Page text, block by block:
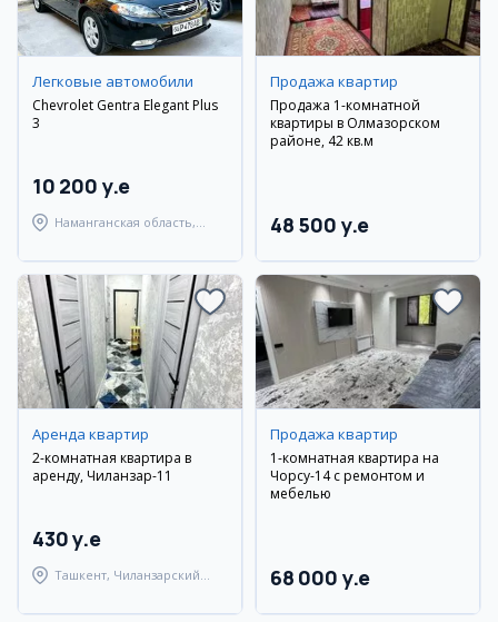
Легковые автомобили
Chevrolet Gentra Elegant Plus
3
10 200 y.e
Наманганская область,
Продажа квартир
Продажа 1-комнатной
квартиры в Олмазорском
районе, 42 кв.м
48 500 y.e
Аренда квартир
2-комнатная квартира в
аренду, Чиланзар-11
430 y.e
Ташкент, Чиланзарский
Продажа квартир
1-комнатная квартира на
Чорсу-14 с ремонтом и
мебелью
68 000 y.e